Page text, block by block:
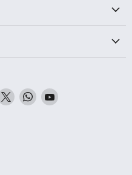
Finden
Sie
Finden
Sie
Finden